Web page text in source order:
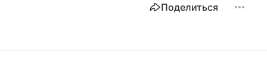
Поделиться